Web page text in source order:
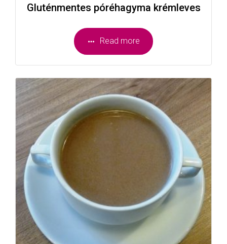
Gluténmentes póréhagyma krémleves
Read more